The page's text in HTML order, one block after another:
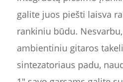
galite juos piešti laisva
rankiniu būdu.
ambientiniu gitaros
sintezatoriaus padu,